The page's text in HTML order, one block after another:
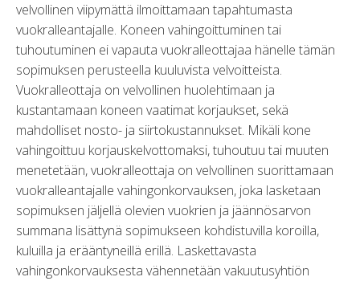
velvollinen viipymättä ilmoittamaan tapahtumasta
vuokralleantajalle. Koneen vahingoittuminen tai
tuhoutuminen ei vapauta vuokralleottajaa hänelle tämän
sopimuksen perusteella kuuluvista velvoitteista.
Vuokralleottaja on velvollinen huolehtimaan ja
kustantamaan koneen vaatimat korjaukset, sekä
mahdolliset nosto- ja siirtokustannukset. Mikäli kone
vahingoittuu korjauskelvottomaksi, tuhoutuu tai muuten
menetetään, vuokralleottaja on velvollinen suorittamaan
vuokralleantajalle vahingonkorvauksen, joka lasketaan
sopimuksen jäljellä olevien vuokrien ja jäännösarvon
summana lisättynä sopimukseen kohdistuvilla koroilla,
kuluilla ja erääntyneillä erillä. Laskettavasta
vahingonkorvauksesta vähennetään vakuutusyhtiön